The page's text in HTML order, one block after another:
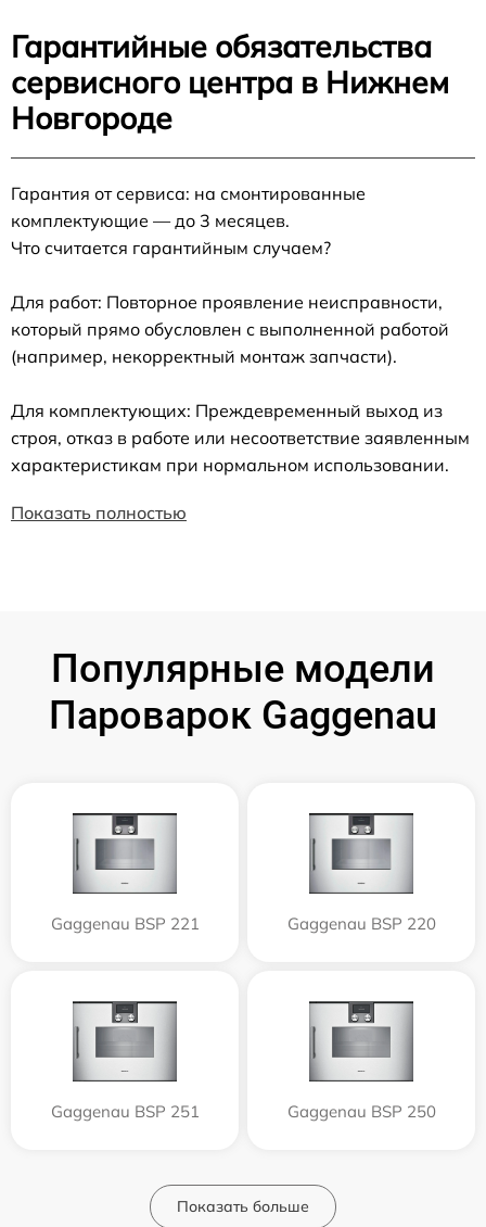
Гарантийные обязательства
сервисного центра в Нижнем
Новгороде
Гарантия от сервиса: на смонтированные
комплектующие — до 3 месяцев.
Что считается гарантийным случаем?
Для работ: Повторное проявление неисправности,
который прямо обусловлен с выполненной работой
(например, некорректный монтаж запчасти).
Для комплектующих: Преждевременный выход из
строя, отказ в работе или несоответствие заявленным
характеристикам при нормальном использовании.
Показать полностью
Популярные модели
Пароварок Gaggenau
Gaggenau BSP 221 Gaggenau BSP 220
Gaggenau BSP 251 Gaggenau BSP 250
Показать больше